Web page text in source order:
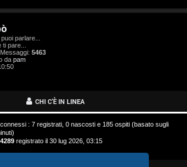
parlare...
pare...
5463
da pam
CHI C’È IN LINEA
: 7 registrati, 0 nascosti e 185 ospiti (basato sugli
4289 registrato il 30 lug 2026, 03:15